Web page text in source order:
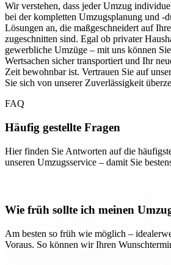
Wir verstehen, dass jeder Umzug
bei der kompletten Umzugsplanung und -
Lösungen an, die maßgeschneidert auf
zugeschnitten sind. Egal ob privater
gewerbliche Umzüge – mit uns können
Wertsachen sicher transportiert und Ihr
Zeit bewohnbar ist. Vertrauen Sie auf
Sie sich von unserer Zuverlässigkeit
FAQ
Häufig gestellte Fragen
Hier finden Sie Antworten auf die
unseren Umzugsservice – damit Sie
Wie früh sollte ich meinen
Am besten so früh wie möglich –
Voraus. So können wir Ihren